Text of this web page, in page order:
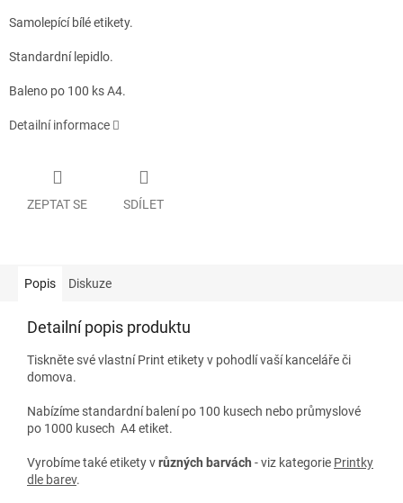
Samolepící bílé etikety.
Standardní lepidlo.
Baleno po 100 ks A4.
Detailní informace
ZEPTAT SE SDÍLET
Popis Diskuze
Detailní popis produktu
Tiskněte své vlastní Print etikety v pohodlí vaší kanceláře či
domova.
Nabízíme standardní balení po 100 kusech nebo průmyslové
po 1000 kusech A4 etiket.
Vyrobíme také etikety vrůzných barvách - viz kategorie Printky
dle barev.